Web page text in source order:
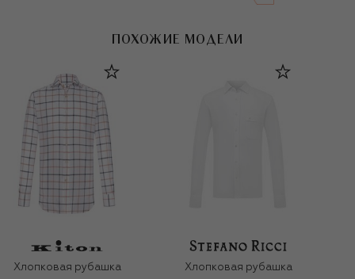
ПОХОЖИЕ МОДЕЛИ
Хлопковая рубашка
Хлопковая рубашка